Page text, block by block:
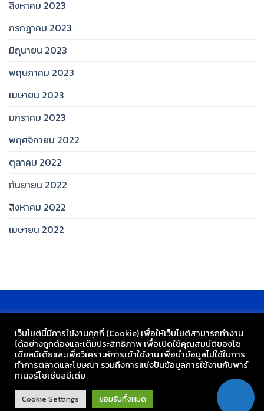
สิงหาคม 2023
กรกฎาคม 2023
มิถุนายน 2023
พฤษภาคม 2023
เมษายน 2023
มกราคม 2023
พฤศจิกายน 2022
ตุลาคม 2022
กันยายน 2022
สิงหาคม 2022
เมษายน 2022
กลุ่มงานเทคโนโลยี โรงเรียนวัดเขมาภิรตาราม
เว็บไซต์นี้มีการใช้งานคุกกี้ (Cookie) เพื่อให้เว็บไซต์สามารถทำงาน
ได้อย่างถูกต้องและเต็มประสิทธิภาพ​ เพื่อเปิดใช้คุณสมบัติของโซ
เชียล​มีเดียและเพื่อวิเคราะห์การเข้าใช้งาน เพื่อนำข้อมูลไปใช้ในการ
ทำการตลาดและโฆษณา​ รวมถึงการแบ่งปันข้อมูลการใช้งานกับพาร์
ทเนอร์​โซเชียล​มีเดีย
Cookie Settings ยอมรับทั้งหมด